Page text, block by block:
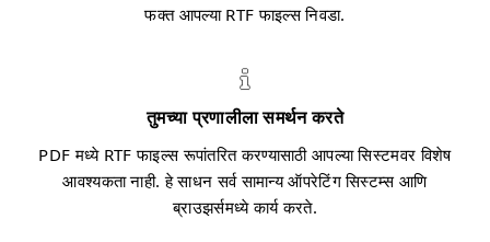
फक्त आपल्या RTF फाइल्स निवडा.
तुमच्या प्रणालीला समर्थन करते
PDF मध्ये RTF फाइल्स रूपांतरित करण्यासाठी आपल्या सिस्टमवर विशेष
आवश्यकता नाही. हे साधन सर्व सामान्य ऑपरेटिंग सिस्टम्स आणि
ब्राउझर्समध्ये कार्य करते.